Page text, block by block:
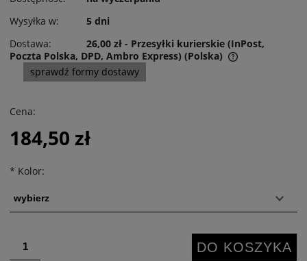
Wysyłka w:
5 dni
Dostawa:
26,00 zł - Przesyłki kurierskie (InPost,
Poczta Polska, DPD, Ambro Express) (Polska)
Cena nie zawiera ewentualnych kosztów płatności
sprawdź formy dostawy
Cena:
184,50 zł
* Kolor:
DO KOSZYKA